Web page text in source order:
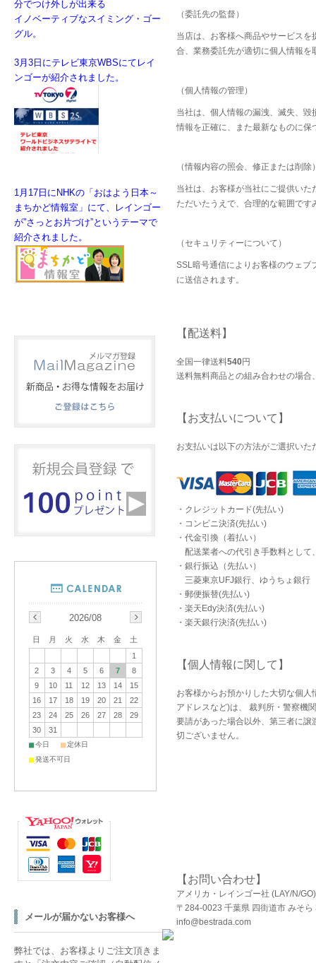
（委託先の監督）
当店は、お客様へ商品やサービス
合、業務委託先が適切に個人情報
（個人情報の管理）
当社は、個人情報の漏洩、滅失、
情報を正確に、また最新なものに
（情報内容の照会、修正または削除
当社は、お客様が当社にご提供い
ただいたうえで、合理的な範囲で
（セキュリティーについて）
SSL暗号通信によりお客様のウェブ
に送信されます。
【配送料】
全国一律送料540円
送料無料商品との組み合わせの場合
【お支払いについて】
お支払いは以下の方法がご選択いた
・クレジットカード(先払い)
・コンビニ決済(先払い)
・代金引換（着払い）
配送業者への代引き手数料として
・銀行振込（先払い）
三菱東京UFJ銀行、ゆうちょ銀行
・郵便振替(先払い)
・楽天Edy決済(先払い)
・楽天銀行決済(先払い)
【個人情報に関して】
お客様からお預かりした大切な個人
アドレスなど)は、 裁判所・警察機
要請があった場合以外、第三者に譲
切ございません。
【お問い合わせ】
アメリカ・レインゴー社 (LAY/N/
〒284-0023 千葉県 四街道市 みそら
info@bestrada.com
分でつけ外しが出来る
イノベーティブなスイミング・ゴー
グル。
3月3日にテレビ東京WBSにてレイ
ンゴーが紹介されました。
1月17日にNHKの「おはよう日本～
まちかど情報室」にて、レインゴー
が”さっとお片づけ”というテーマで
紹介されました。
2026/08
日 月 火 水 木 金
土
1
2
3 4 5 6 7
8
9
10 11 12 13 14
15
16
17 18 19 20 21
22
23
24 25 26 27 28
29
30
31
■今日 ■定休日
■発送不可日
メールが届かないお客様へ
弊社では、お客様よりご注文頂きま